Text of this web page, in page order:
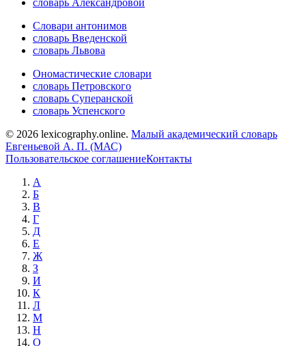
словарь Александровой
Словари антонимов
словарь Введенской
словарь Львова
Ономастические словари
словарь Петровского
словарь Суперанской
словарь Успенского
© 2026 lexicography.online. Малый академический словарь
Евгеньевой А. П. (МАС)
Пользовательское соглашениеКонтакты
А
Б
В
Г
Д
Е
Ж
З
И
К
Л
М
Н
О